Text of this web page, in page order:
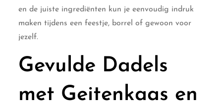
en de juiste ingrediënten kun je eenvoudig indruk
maken tijdens een feestje, borrel of gewoon voor
jezelf.
Gevulde Dadels
met Geitenkaas en